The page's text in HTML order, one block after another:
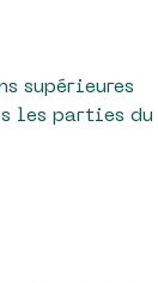
supérieures
les parties du